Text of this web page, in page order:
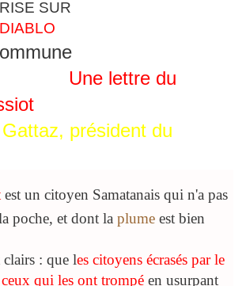
SUR
Une lettre du
président du
est un citoyen Samatanais qui n'a pas
poche, et dont la plume est bien
clairs : que les citoyens écrasés par le
qui les ont trompé en usurpant